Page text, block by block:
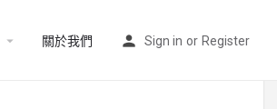
關於我們 Sign in or Register